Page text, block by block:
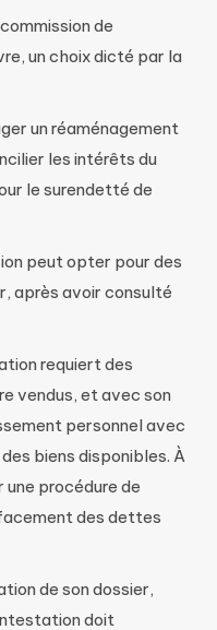
de
un choix dicté par la
un réaménagement
les intérêts du
le surendetté de
peut opter pour des
après avoir consulté
requiert des
vendus, et avec son
personnel avec
biens disponibles. À
une procédure de
des dettes
de son dossier,
doit